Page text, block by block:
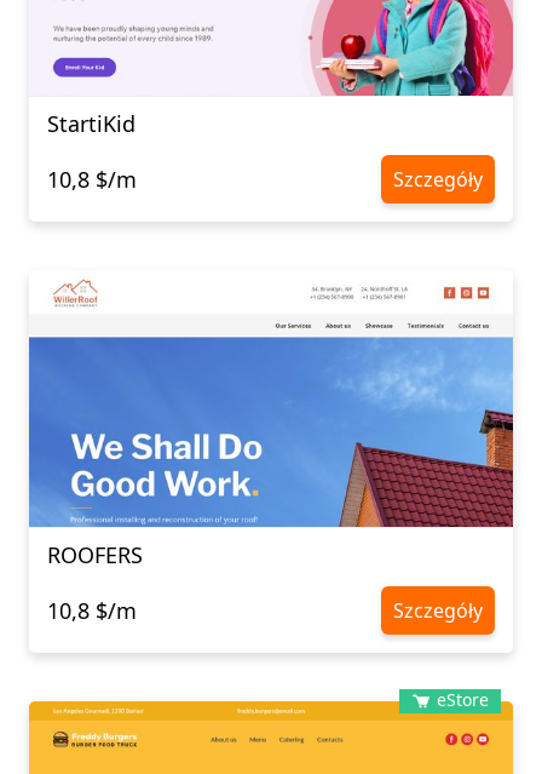
StartiKid
10,8 $/m
Szczegóły
ROOFERS
10,8 $/m
Szczegóły
eStore